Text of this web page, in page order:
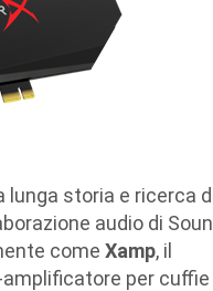
lunga storia e ricerca
audio di
come Xamp, il
per cuffie